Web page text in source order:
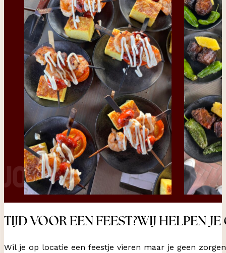
TIJD VOOR EEN FEEST?WIJ HELPEN
Wil je op locatie een feestje vieren maar je geen